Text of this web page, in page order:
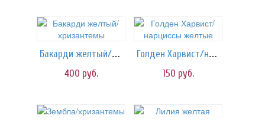
Бакарди желтый/хризантемы
400 руб.
Голден Харвист/нарциссы желтые
150 руб.